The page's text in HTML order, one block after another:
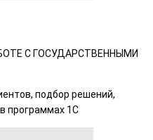
С ГОСУДАРСТВЕННЫМИ
подбор решений,
программах 1С